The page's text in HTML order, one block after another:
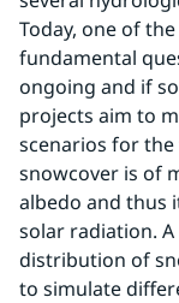
Today, one of
fundamental
ongoing and if
projects aim to
scenarios for
snowcover is of
albedo and thus
solar radiation.
distribution of
to simulate